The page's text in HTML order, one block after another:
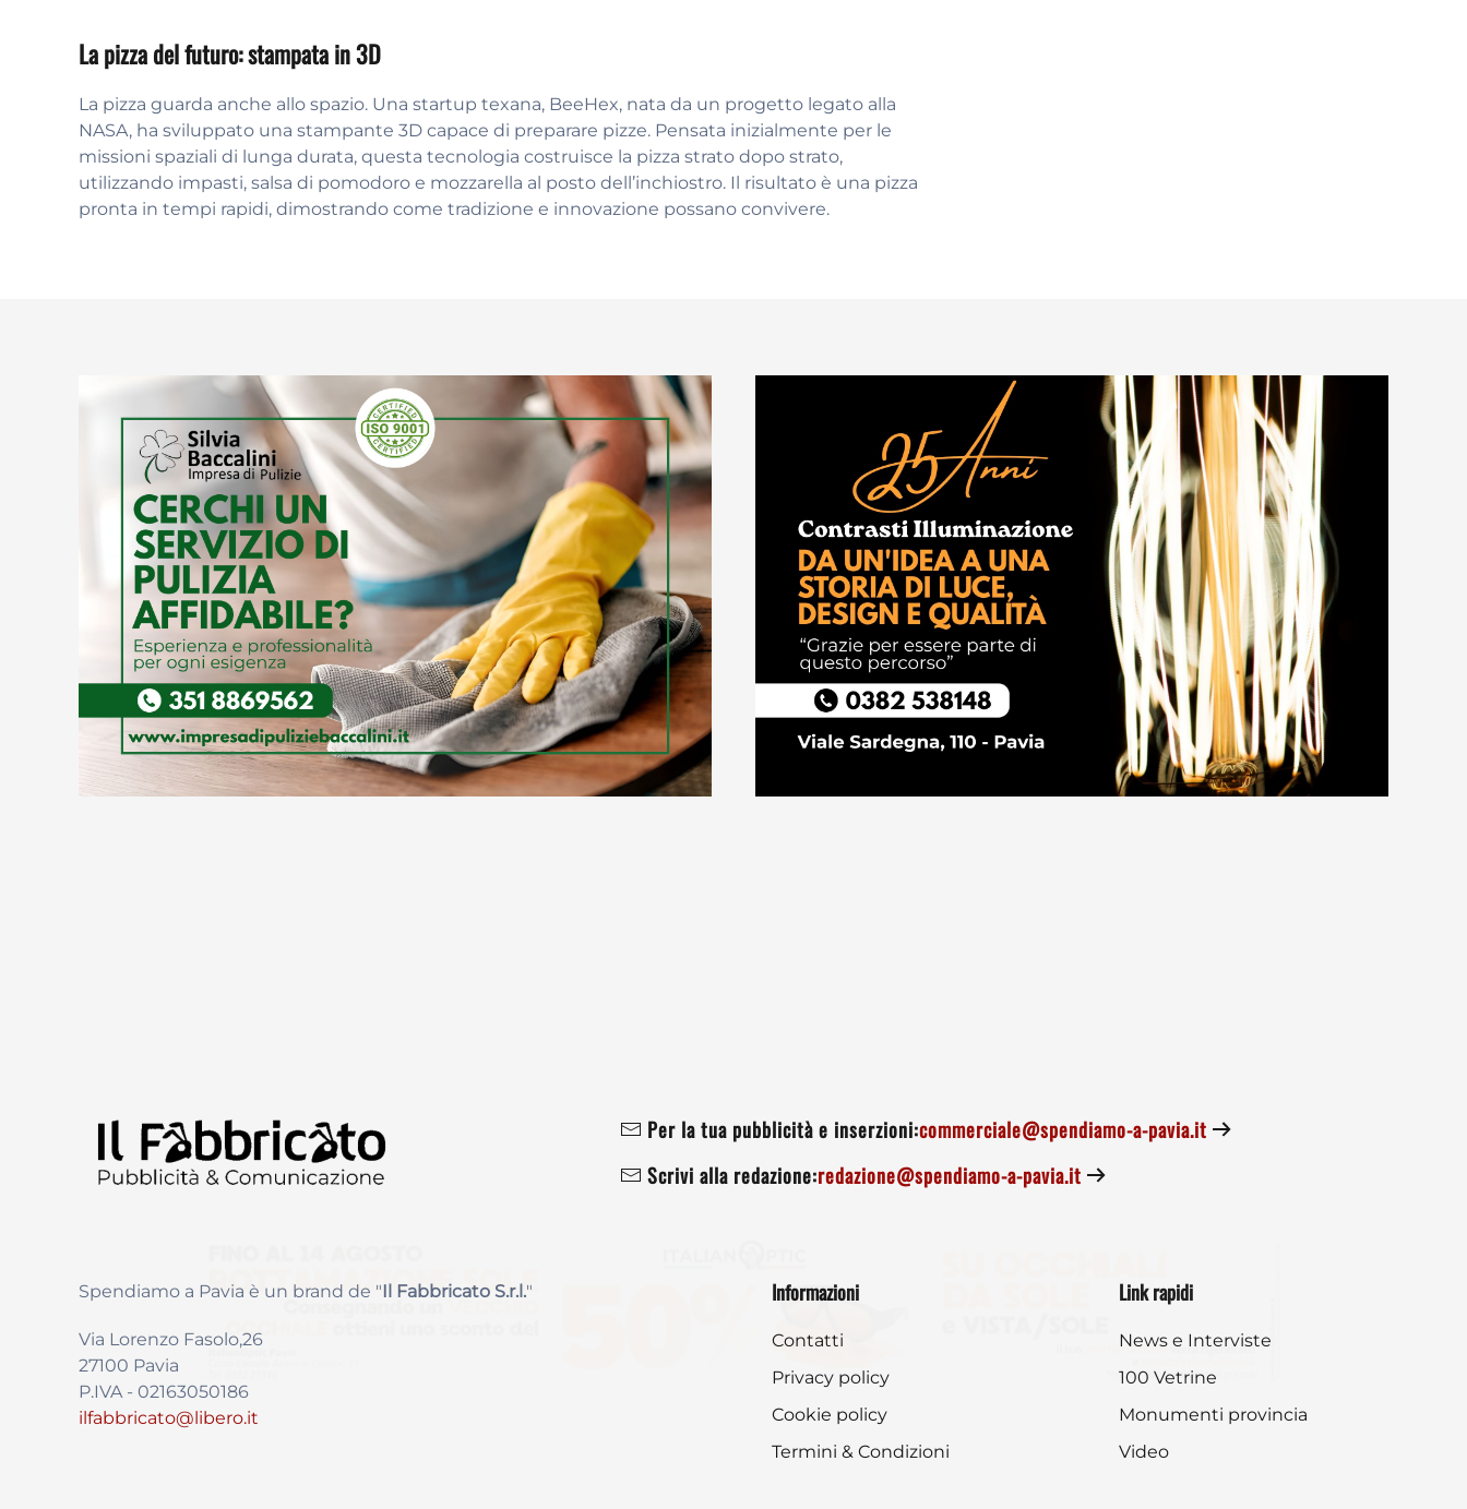
La pizza del futuro: stampata in 3D
La pizza guarda anche allo spazio. Una startup texana, BeeHex, nata da un progetto legato alla
NASA, ha sviluppato una stampante 3D capace di preparare pizze. Pensata inizialmente per le
missioni spaziali di lunga durata, questa tecnologia costruisce la pizza strato dopo strato,
utilizzando impasti, salsa di pomodoro e mozzarella al posto dell’inchiostro. Il risultato è una pizza
pronta in tempi rapidi, dimostrando come tradizione e innovazione possano convivere.
Per la tua pubblicità e inserzioni:commerciale@spendiamo-a-pavia.it
Scrivi alla redazione:redazione@spendiamo-a-pavia.it
Spendiamo a Pavia è un brand de " Il Fabbricato S.r.l."
Via Lorenzo Fasolo,26
27100 Pavia
P.IVA - 02163050186
ilfabbricato@libero.it
Informazioni
Contatti
Privacy policy
Cookie policy
Termini & Condizioni
Link rapidi
News e Interviste
100 Vetrine
Monumenti provincia
Video